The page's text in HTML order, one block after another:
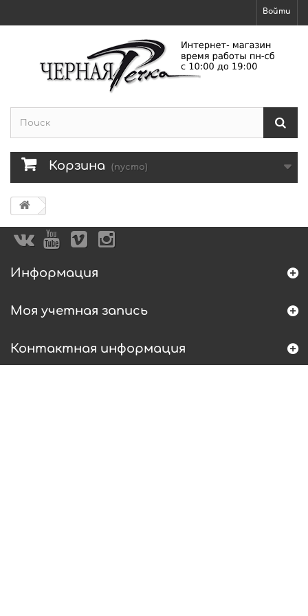
Войти
Корзина (пусто)
Информация
Моя учетная запись
Контактная информация